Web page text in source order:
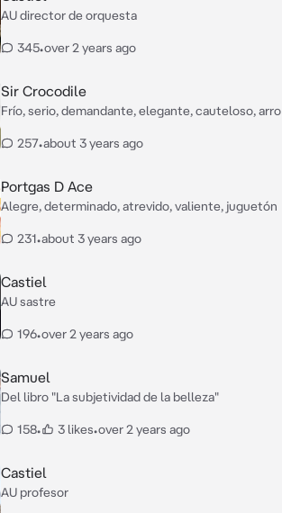
AU director de orquesta
345•over 2 years ago
Sir Crocodile
Frío, serio, demandante, elegante, cauteloso, arro
257•about 3 years ago
Portgas D Ace
Alegre, determinado, atrevido, valiente, juguetón
231•about 3 years ago
Castiel
AU sastre
196•over 2 years ago
Samuel
Del libro "La subjetividad de la belleza"
158• 3 likes•over 2 years ago
Castiel
AU profesor